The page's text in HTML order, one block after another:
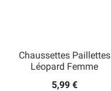
Chaussettes Paillettes
Léopard Femme
5,99 €